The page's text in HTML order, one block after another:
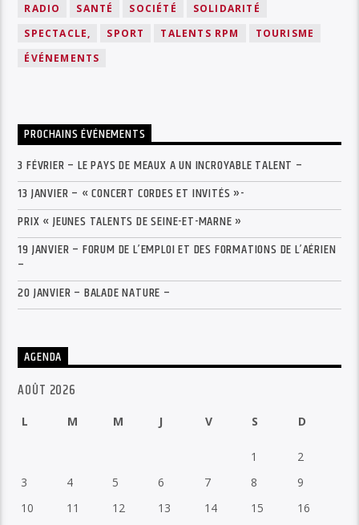
RADIO SANTÉ SOCIÉTÉ
SOLIDARITÉ
SPECTACLE,
SPORT TALENTS RPM
TOURISME
ÉVÉNEMENTS
PROCHAINS ÉVÉNEMENTS
3 FÉVRIER – LE PAYS DE MEAUX A UN INCROYABLE TALENT –
13 JANVIER – « CONCERT CORDES ET INVITÉS »-
PRIX « JEUNES TALENTS DE SEINE-ET-MARNE »
19 JANVIER – FORUM DE L’EMPLOI ET DES FORMATIONS DE L’AÉRIEN
–
20 JANVIER – BALADE NATURE –
AGENDA
AOÛT 2026
L M M J V S D
1
2
3
4 5 6 7 8
9
10
11 12 13 14 15
16